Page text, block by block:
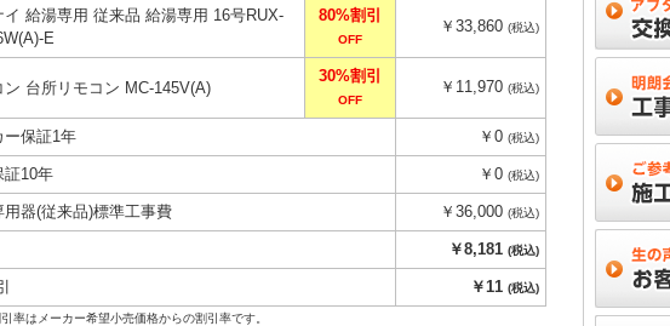
イ 給湯専用 従来品 給湯専用 16号RUX-
E
80%割引
OFF
￥33,860 (税込)
ン 台所リモコン MC-145V(A)
30%割引
OFF
￥11,970 (税込)
ー保証1年 ￥0 (税込)
証10年 ￥0 (税込)
用器(従来品)標準工事費 ￥36,000 (税込)
￥8,181 (税込)
￥11 (税込)
率はメーカー希望小売価格からの割引率です。